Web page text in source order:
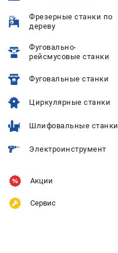
Фрезерные станки по
дереву
Фуговально-
рейсмусовые станки
Фуговальные станки
Циркулярные станки
Шлифовальные станки
Электроинструмент
Акции
Сервис